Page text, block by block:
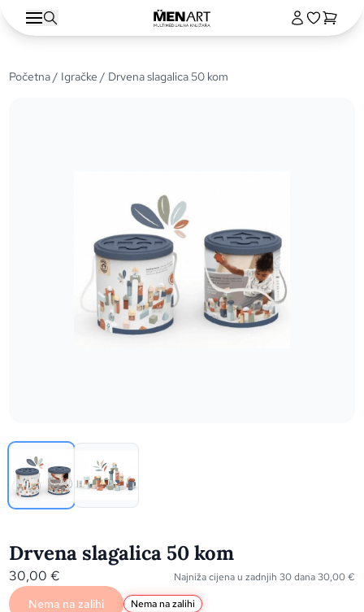
Početna/ Igračke / Drvena slagalica 50 kom
Drvena slagalica 50 kom
30,00€ Najniža cijena u zadnjih 30 dana30,00€
Nema na zalihi Nema na zalihi